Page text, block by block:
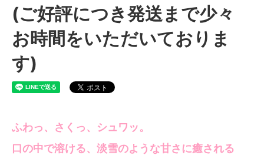
(ご好評につき発送まで少々
お時間をいただいておりま
す)
ふわっ、さくっ、シュワッ。
口の中で溶ける、淡雪のような甘さに癒される